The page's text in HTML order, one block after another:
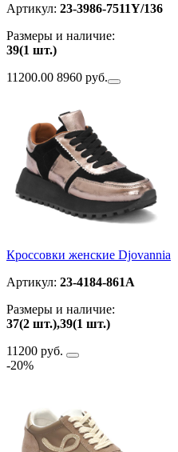
Артикул: 23-3986-7511Y/136
Размеры и наличие:
39(1 шт.)
11200.00 8960 руб.
Кроссовки женские Djovannia
Артикул: 23-4184-861A
Размеры и наличие:
37(2 шт.),39(1 шт.)
11200 руб.
-20%